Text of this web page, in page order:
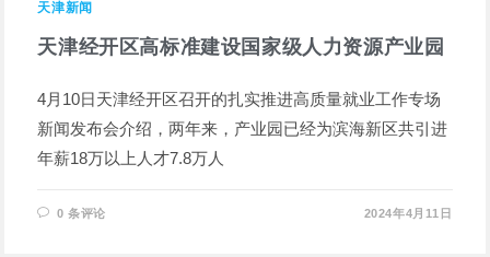
天津新闻
天津经开区高标准建设国家级人力资源产业园
4月10日天津经开区召开的扎实推进高质量就业工作专场
新闻发布会介绍，两年来，产业园已经为滨海新区共引进
年薪18万以上人才7.8万人
0 条评论 2024年4月11日